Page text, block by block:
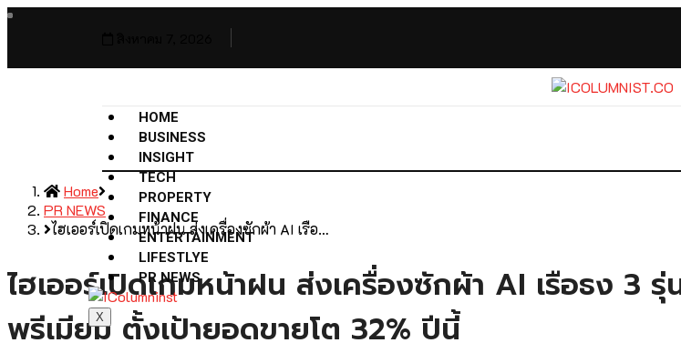
HOME
BUSINESS
INSIGHT
TECH
PROPERTY
FINANCE
ENTERTAINMENT
LIFESTLYE
PR NEWS
X
Home
PR NEWS
ไฮเออร์เปิดเกมหน้าฝน ส่งเครื่องซักผ้า AI เรือ…
ไฮเออร์เปิดเกมหน้าฝน ส่งเครื่องซักผ้า AI เรือธง 3
พรีเมียม ตั้งเป้ายอดขายโต 32% ปีนี้